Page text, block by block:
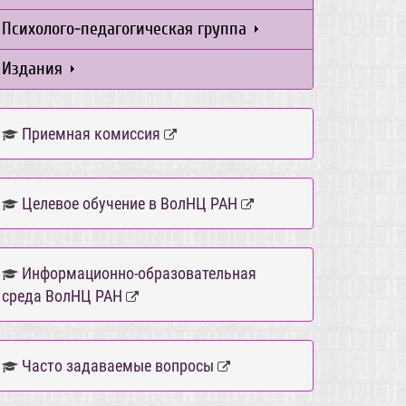
Психолого-педагогическая группа
Издания
Приемная комиссия
Целевое обучение в ВолНЦ РАН
Информационно-образовательная
среда ВолНЦ РАН
Часто задаваемые вопросы